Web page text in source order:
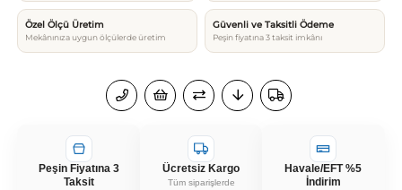
Özel Ölçü Üretim
Mekânınıza uygun ölçülerde üretim
Güvenli ve Taksitli Ödeme
Peşin fiyatına 3 taksit imkânı
Peşin Fiyatına 3
Taksit
Ücretsiz Kargo
Tüm siparişlerde
Havale/EFT %5
İndirim